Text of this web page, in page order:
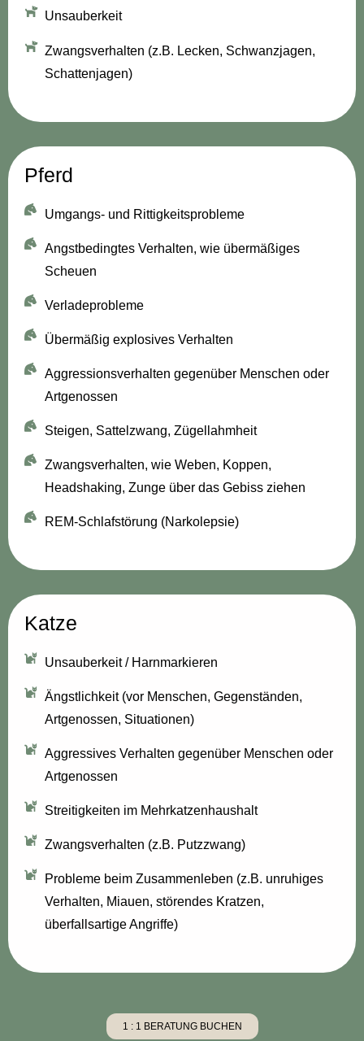
Unsauberkeit
Zwangsverhalten (z.B. Lecken, Schwanzjagen,
Schattenjagen)
Pferd
Umgangs- und Rittigkeitsprobleme
Angstbedingtes Verhalten, wie übermäßiges
Scheuen
Verladeprobleme
Übermäßig explosives Verhalten
Aggressionsverhalten gegenüber Menschen oder
Artgenossen
Steigen, Sattelzwang, Zügellahmheit
Zwangsverhalten, wie Weben, Koppen,
Headshaking, Zunge über das Gebiss ziehen
REM-Schlafstörung (Narkolepsie)
Katze
Unsauberkeit / Harnmarkieren
Ängstlichkeit (vor Menschen, Gegenständen,
Artgenossen, Situationen)
Aggressives Verhalten gegenüber Menschen oder
Artgenossen
Streitigkeiten im Mehrkatzenhaushalt
Zwangsverhalten (z.B. Putzzwang)
Probleme beim Zusammenleben (z.B. unruhiges
Verhalten, Miauen, störendes Kratzen,
überfallsartige Angriffe)
1 : 1 BERATUNG BUCHEN